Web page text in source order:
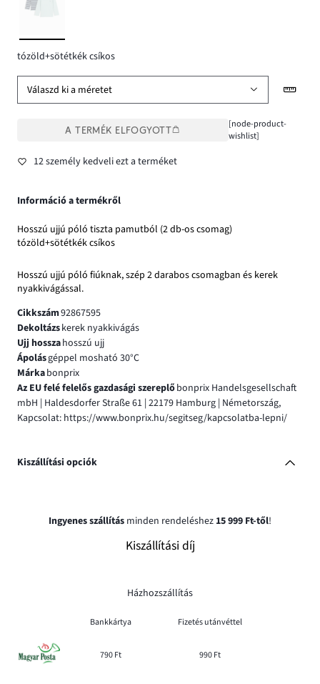
tózöld+sötétkék csíkos
Válaszd ki a méretet
A TERMÉK ELFOGYOTT
[node-product-
wishlist]
12 személy kedveli ezt a terméket
Információ a termékről
Hosszú ujjú póló tiszta pamutból (2 db-os csomag)
tózöld+sötétkék csíkos
Hosszú ujjú póló fiúknak, szép 2 darabos csomagban és kerek
nyakkivágással.
Cikkszám92867595
Dekoltázskerek nyakkivágás
Ujj hosszahosszú ujj
Ápolásgéppel mosható 30°C
Márkabonprix
Az EU felé felelős gazdasági szereplőbonprix Handelsgesellschaft
mbH | Haldesdorfer Straße 61 | 22179 Hamburg | Németország,
Kapcsolat: https://www.bonprix.hu/segitseg/kapcsolatba-lepni/
Kiszállítási opciók
Ingyenes szállítás minden rendeléshez 15 999 Ft-től!
Kiszállítási díj
Házhozszállítás
Bankkártya Fizetés utánvéttel
790 Ft 990 Ft